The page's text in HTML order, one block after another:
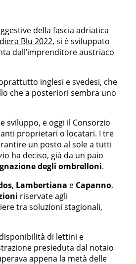
della fascia adriatica
Blu 2022, si è sviluppato
dall’imprenditore austriaco
inglesi e svedesi, che
che a posteriori sembra uno
sviluppo, e oggi il Consorzio
proprietari o locatari. I tre
un posto al sole a tutti
ha deciso, già da un paio
degli ombrelloni.
, Lambertiana e Capanno,
riservate agli
tra soluzioni stagionali,
di lettini e
presieduta dal notaio
appena la metà delle